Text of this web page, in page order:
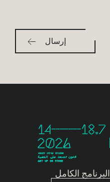
البرنامج الكامل